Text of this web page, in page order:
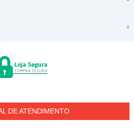
DE ATENDIMENTO